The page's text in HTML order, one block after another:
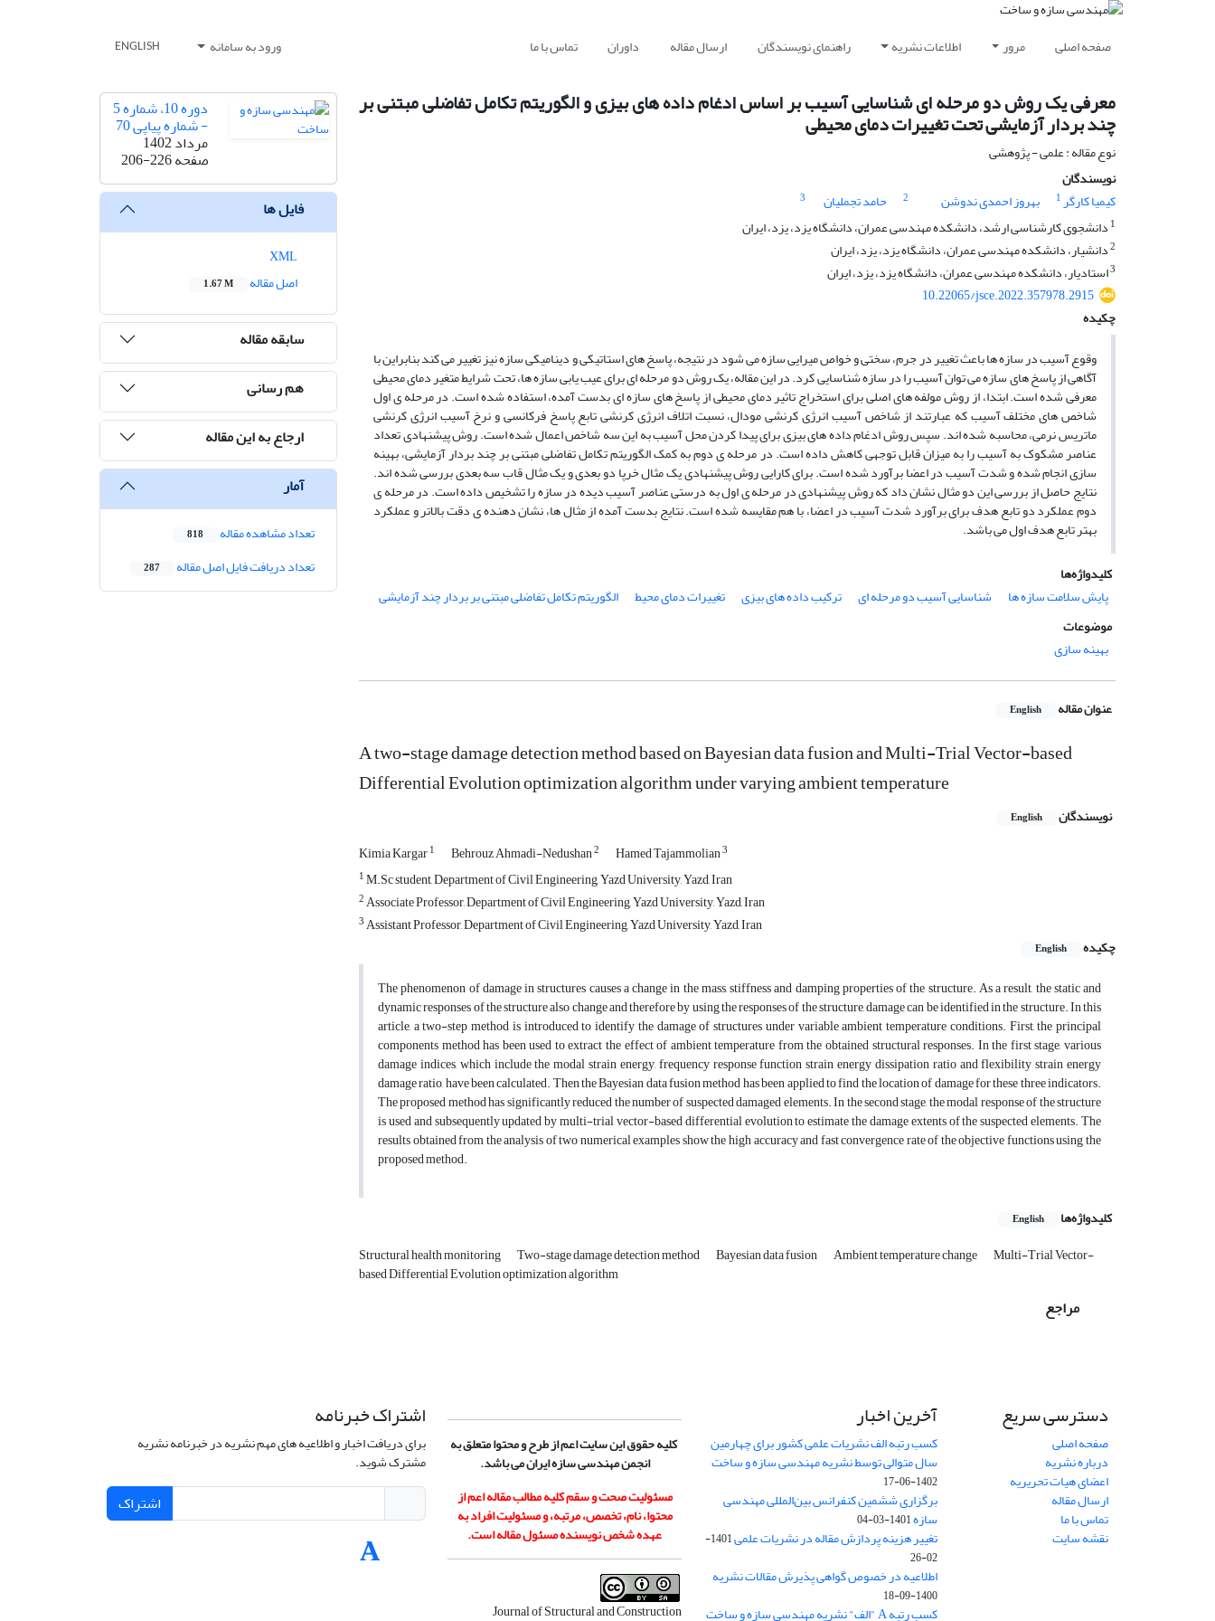
صفحه اصلی مرور اطلاعات نشریه راهنمای نویسندگان ارسال مقاله داوران تماس با ما ورود به سامانه ENGLISH
معرفی یک روش دو مرحله ای شناسایی آسیب بر اساس ادغام داده های بیزی و الگوریتم تکامل تفاضلی مبتنی بر
چند بردار آزمایشی تحت تغییرات دمای محیطی
نوع مقاله : علمی - پژوهشی
نویسندگان
کیمیا کارگر1 بهروز احمدی ندوشن 2 حامد تجملیان
3
1 دانشجوی کارشناسی ارشد، دانشکده مهندسی عمران، دانشگاه یزد، یزد، ایران
2دانشیار، دانشکده مهندسی عمران، دانشگاه یزد، یزد، ایران
3استادیار، دانشکده مهندسی عمران، دانشگاه یزد، یزد، ایران
10.22065/jsce.2022.357978.2915
چکیده
وقوع آسیب در سازه ها باعث تغییر در جرم، سختی و خواص میرایی سازه می شود در نتیجه، پاسخ های استاتیکی و دینامیکی سازه نیز تغییر می کند بنابراین با
آگاهی از پاسخ های سازه می توان آسیب را در سازه شناسایی کرد. در این مقاله، یک روش دو مرحله ای برای عیب یابی سازه ها، تحت شرایط متغیر دمای محیطی
معرفی شده است. ابتدا، از روش مولفه های اصلی برای استخراج تاثیر دمای محیطی از پاسخ های سازه ای بدست آمده، استفاده شده است. در مرحله ی اول
شاخص های مختلف آسیب که عبارتند از شاخص آسیب انرژی کرنشی مودال، نسبت اتلاف انرژی کرنشی تابع پاسخ فرکانسی و نرخ آسیب انرژی کرنشی
ماتریس نرمی، محاسبه شده اند. سپس روش ادغام داده های بیزی برای پیدا کردن محل آسیب به این سه شاخص اعمال شده است. روش پیشنهادی تعداد
عناصر مشکوک به آسیب را به میزان قابل توجهی کاهش داده است. در مرحله ی دوم به کمک الگوریتم تکامل تفاضلی مبتنی بر چند بردار آزمایشی، بهینه
سازی انجام شده و شدت آسیب در اعضا برآورد شده است. برای کارایی روش پیشنهادی یک مثال خرپا دو بعدی و یک مثال قاب سه بعدی بررسی شده اند.
نتایج حاصل از بررسی این دو مثال نشان داد که روش پیشنهادی در مرحله ی اول به درستی عناصر آسیب دیده در سازه را تشخیص داده است. در مرحله ی
دوم عملکرد دو تابع هدف برای برآورد شدت آسیب در اعضا، با هم مقایسه شده است. نتایج بدست آمده از مثال ها، نشان دهنده ی دقت بالاتر و عملکرد
بهتر تابع هدف اول می باشد.
کلیدواژه‌ها
پایش سلامت سازه ها
شناسایی آسیب دو مرحله ای ترکیب داده های بیزی تغییرات دمای محیط
الگوریتم تکامل تفاضلی مبتنی بر بردار چند آزمایشی
موضوعات
بهینه سازی
عنوان مقاله English
A two-stage damage detection method based on Bayesian data fusion and Multi-Trial Vector-based
Differential Evolution optimization algorithm under varying ambient temperature
نویسندگان English
Kimia Kargar1 Behrouz Ahmadi-Nedushan2 Hamed Tajammolian3
1M.Sc student, Department of Civil Engineering, Yazd University, Yazd, Iran
2Associate Professor, Department of Civil Engineering, Yazd University, Yazd, Iran
3Assistant Professor, Department of Civil Engineering, Yazd University, Yazd, Iran
چکیده
English
The phenomenon of damage in structures causes a change in the mass, stiffness and damping properties of the structure. As a result, the static and
dynamic responses of the structure also change and therefore by using the responses of the structure, damage can be identified in the structure. In this
article, a two-step method is introduced to identify the damage of structures under variable ambient temperature conditions. First, the principal
components method has been used to extract the effect of ambient temperature from the obtained structural responses. In the first stage, various
damage indices, which include the modal strain energy, frequency response function strain energy dissipation ratio and flexibility strain energy
damage ratio, have been calculated. Then the Bayesian data fusion method has been applied to find the location of damage for these three indicators.
The proposed method has significantly reduced the number of suspected damaged elements. In the second stage, the modal response of the structure
is used and subsequently updated by multi-trial vector-based differential evolution to estimate the damage extents of the suspected elements. The
results obtained from the analysis of two numerical examples show the high accuracy and fast convergence rate of the objective functions using the
proposed method.
کلیدواژه‌ها English
Structural health monitoring Two-stage damage detection method Bayesian data fusion Ambient temperature change Multi-Trial Vector-
based Differential Evolution optimization algorithm
مراجع
دوره 10، شماره 5
- شماره پیاپی 70
مرداد 1402
صفحه206-226
فایل ها
اصل مقاله
1.67 M
سابقه مقاله
هم رسانی
ارجاع به این مقاله
آمار
تعداد مشاهده مقاله 818
تعداد دریافت فایل اصل مقاله 287
دسترسی سریع
صفحه اصلی
درباره نشریه
اعضای هیات تحریریه
ارسال مقاله
تماس با ما
نقشه سایت
آخرین اخبار
کسب رتبه الف نشریات علمی کشور برای چهارمین
سال متوالی توسط نشریه مهندسی سازه و ساخت
1402-06-17
برگزاری ششمین کنفرانس بین‌المللی مهندسی
سازه1401-03-04
تغییر هزینه پردازش مقاله در نشریات علمی
1401-
02-26
اطلاعیه در خصوص گواهی پذیرش مقالات نشریه
1400-09-18
کسب رتبه A "الف" نشریه مهندسی سازه و ساخت
کلیه حقوق این سایت اعم از طرح و محتوا متعلق به
انجمن مهندسی سازه ایران می باشد.
مسئولیت صحت و سقم کلیه مطالب مقاله اعم از
محتوا، نام، تخصص، مرتبه، و مسئولیت افراد به
عهده شخص نویسنده مسئول مقاله است.
Journal of Structural and Construction
اشتراک خبرنامه
برای دریافت اخبار و اطلاعیه های مهم نشریه در خبرنامه نشریه
مشترک شوید.
اشتراک